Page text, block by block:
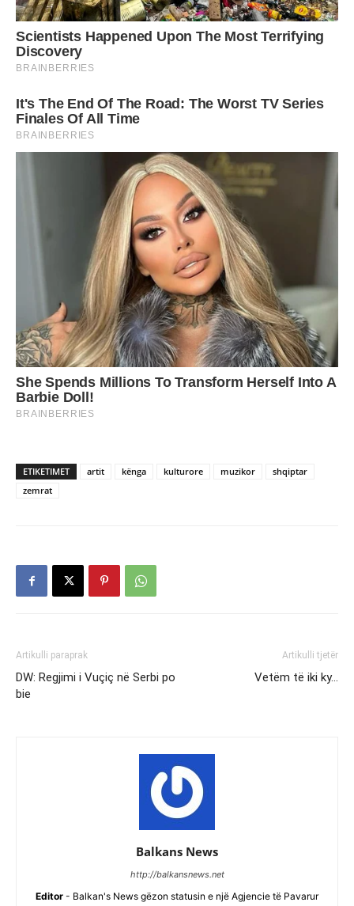
ETIKETIMET artit kënga kulturore muzikor
shqiptar
zemrat
Artikulli paraprak
DW: Regjimi i Vuçiç në Serbi po
bie
Artikulli tjetër
Vetëm të iki ky…
Balkans News
http://balkansnews.net
Editor - Balkan's News gëzon statusin e një Agjencie të Pavarur